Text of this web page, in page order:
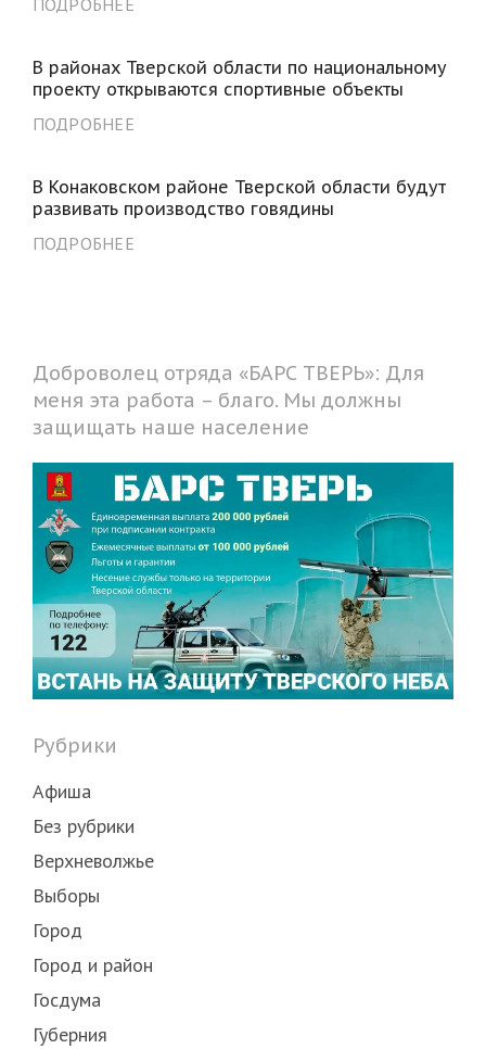
В районах Тверской области по национальному
проекту открываются спортивные объекты
ПОДРОБНЕЕ
В Конаковском районе Тверской области будут
развивать производство говядины
ПОДРОБНЕЕ
Доброволец отряда «БАРС ТВЕРЬ»: Для
меня эта работа – благо. Мы должны
защищать наше население
Рубрики
Афиша
Без рубрики
Верхневолжье
Выборы
Город
Город и район
Госдума
Губерния